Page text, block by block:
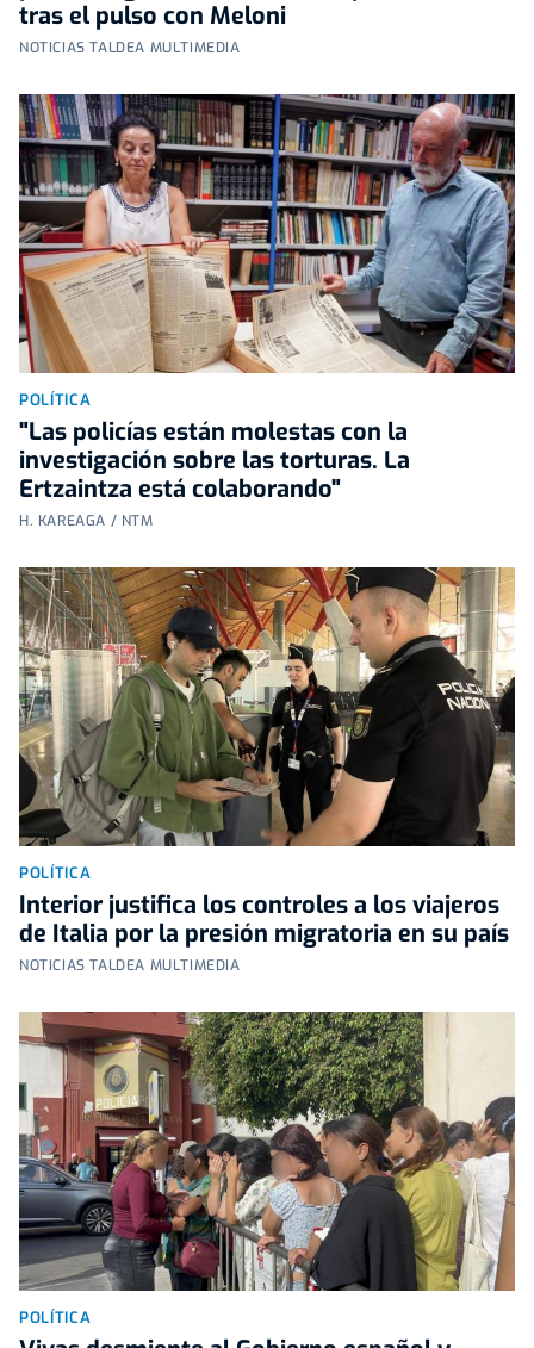
tras el pulso con Meloni
NOTICIAS TALDEA MULTIMEDIA
POLÍTICA
"Las policías están molestas con la
investigación sobre las torturas. La
Ertzaintza está colaborando"
H. KAREAGA / NTM
POLÍTICA
Interior justifica los controles a los viajeros
de Italia por la presión migratoria en su país
NOTICIAS TALDEA MULTIMEDIA
POLÍTICA